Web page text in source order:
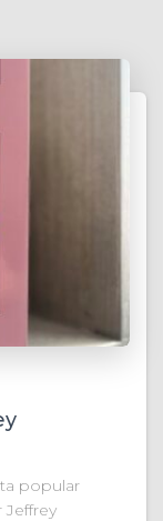
popular
Jeffrey